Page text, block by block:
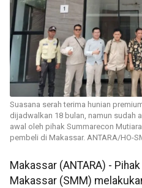
Suasana serah terima hunian
dijadwalkan 18 bulan, namun sudah
awal oleh pihak Summarecon
pembeli di Makassar. ANTARA/HO-
Makassar (ANTARA) -
Makassar (SMM)